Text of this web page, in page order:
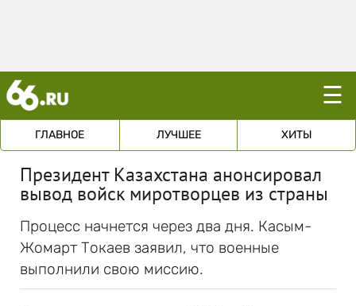
☰
ГЛАВНОЕ ЛУЧШЕЕ ХИТЫ
Президент Казахстана анонсировал
вывод войск миротворцев из страны
Процесс начнется через два дня. Касым-
Жомарт Токаев заявил, что военные
выполнили свою миссию.